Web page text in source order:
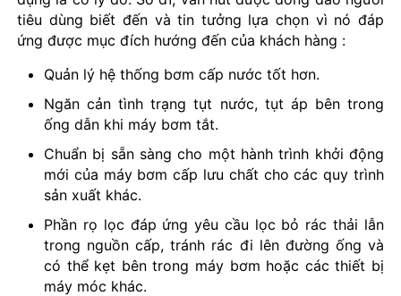
tiêu dùng biết đến và tin tưởng lựa chọn vì nó đáp
ứng được mục đích hướng đến của khách hàng :
Quản lý hệ thống bơm cấp nước tốt hơn.
Ngăn cản tình trạng tụt nước, tụt áp bên trong
ống dẫn khi máy bơm tắt.
Chuẩn bị sẵn sàng cho một hành trình khởi động
mới của máy bơm cấp lưu chất cho các quy trình
sản xuất khác.
Phần rọ lọc đáp ứng yêu cầu lọc bỏ rác thải lẫn
trong nguồn cấp, tránh rác đi lên đường ống và
có thể kẹt bên trong máy bơm hoặc các thiết bị
máy móc khác.